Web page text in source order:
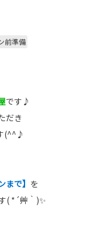
前準備
です♪
だき
(^^♪
で】 を
( *´艸｀)✨